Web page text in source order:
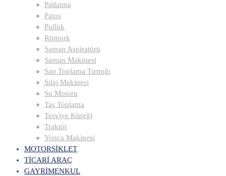
Patlatma
Patos
Pulluk
Römork
Saman Aspiratörü
Saman Makinesi
Sap Toplama Tırmığı
Sılaj Makinesi
Su Motoru
Taş Toplama
Tesviye Küreği
Traktör
Yonca Makinesi
MOTORSİKLET
TİCARİ ARAÇ
GAYRİMENKUL